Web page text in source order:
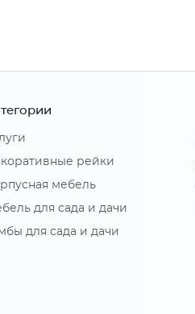
рейки
мебель
для сада и дачи
для сада и дачи